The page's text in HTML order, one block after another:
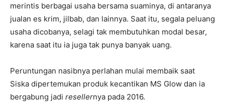
merintis berbagai usaha bersama suaminya, di antaranya
jualan es krim, jilbab, dan lainnya. Saat itu, segala peluang
usaha dicobanya, selagi tak membutuhkan modal besar,
karena saat itu ia juga tak punya banyak uang.
Peruntungan nasibnya perlahan mulai membaik saat
Siska dipertemukan produk kecantikan MS Glow dan ia
bergabung jadi resellernya pada 2016.